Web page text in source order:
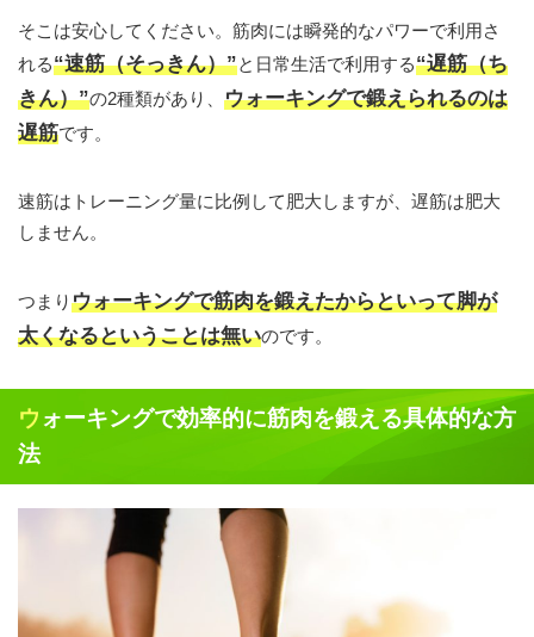
そこは安心してください。筋肉には瞬発的なパワーで利用さ
れる“速筋（そっきん）”と日常生活で利用する“遅筋（ち
きん）”の2種類があり、 ウォーキングで鍛えられるのは
遅筋です。
速筋はトレーニング量に比例して肥大しますが、遅筋は肥大
しません。
つまりウォーキングで筋肉を鍛えたからといって脚が
太くなるということは無いのです。
ウォーキングで効率的に筋肉を鍛える具体的な方
法